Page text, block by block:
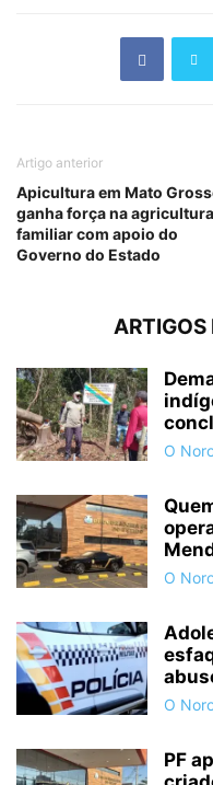
Artigo anterior
Apicultura em Mato
ganha força na agricultura
familiar com apoio do
Governo do Estado
ARTIGOS
O
O
O
PF